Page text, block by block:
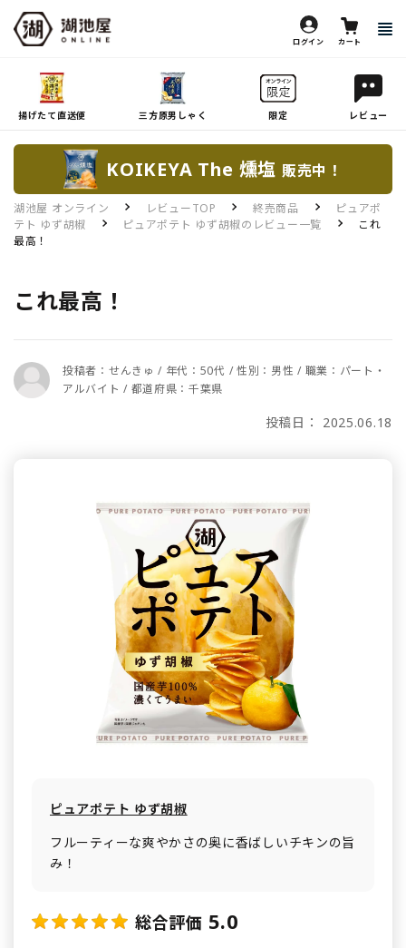
ログイン カート
揚げたて直送便 三方原男しゃく 限定 レビュー
KOIKEYA The 燻塩 販売中！
湖池屋 オンライン レビューTOP 終売商品
ピュアポ
テト ゆず胡椒
ピュアポテト ゆず胡椒のレビュー一覧
これ
最高！
これ最高！
投稿者：せんきゅ / 年代：50代 / 性別：男性 / 職業：パート・
アルバイト / 都道府県：千葉県
投稿日： 2025.06.18
ピュアポテト ゆず胡椒
フルーティーな爽やかさの奥に香ばしいチキンの旨
み！
総合評価 5.0